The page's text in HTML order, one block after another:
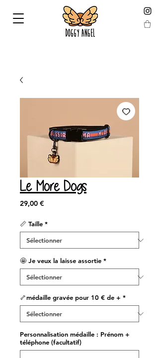
Le More Dogs
29,00 €
📏 Taille *
🤩 Je veux la laisse assortie *
🦴médaille gravée pour 10 € de + *
Personnalisation médaille : Prénom +
téléphone (facultatif)